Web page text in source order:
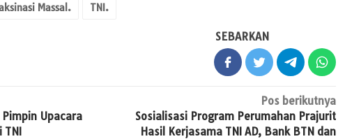
Massal. TNI.
SEBARKAN
Pimpin Upacara
TNI
Pos berikutnya
Sosialisasi Program Perumahan Prajurit
Hasil Kerjasama TNI AD, Bank BTN dan